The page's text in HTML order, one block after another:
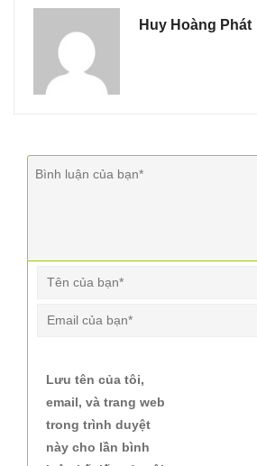
Huy Hoàng Phát
Lưu tên của tôi,
email, và trang web
trong trình duyệt
này cho lần bình